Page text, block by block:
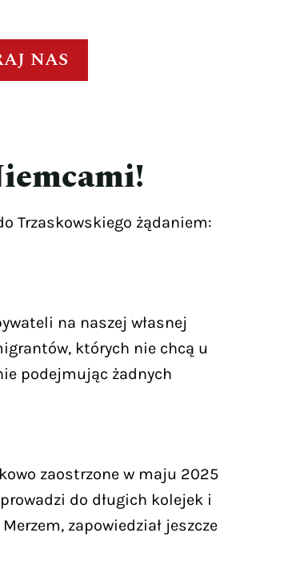
NAS
Trzaskowskiego żądaniem:
na naszej własnej
których nie chcą u
podejmując żadnych
zaostrzone w maju 2025
do długich kolejek i
zapowiedział jeszcze